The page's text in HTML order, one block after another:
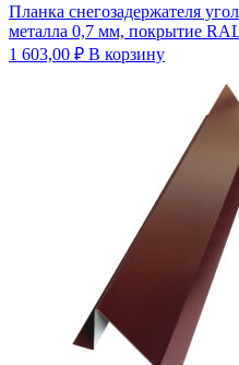
Планка снегозадержателя
металла 0,7 мм, покрытие
1 603,00 ₽ В корзину